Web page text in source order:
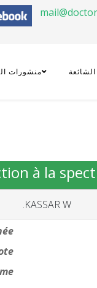
منشورات
à la
KASSAR W.
: